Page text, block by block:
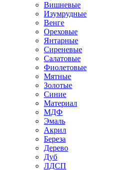
Вишневые
Изумрудные
Венге
Ореховые
Янтарные
Сиреневые
Салатовые
Фиолетовые
Мятные
Золотые
Синие
Материал
МДФ
Эмаль
Акрил
Береза
Дерево
Дуб
ЛДСП